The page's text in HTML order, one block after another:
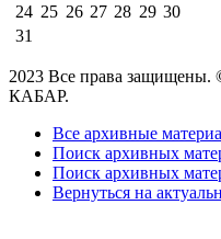
24 25 26 27 28 29 30
31
2023 Все права
КАБАР.
Все архивные
Поиск архивных
Поиск архивных
Вернуться на